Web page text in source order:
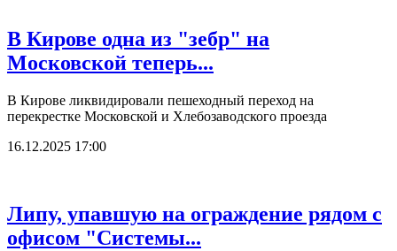
В Кирове одна из "зебр" на
Московской теперь...
В Кирове ликвидировали пешеходный переход на
перекрестке Московской и Хлебозаводского проезда
16.12.2025 17:00
Липу, упавшую на ограждение рядом с
офисом "Системы...